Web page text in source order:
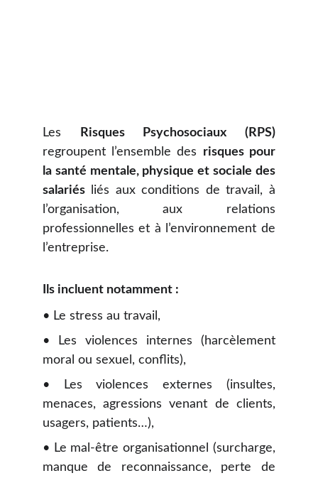
Les
Risques Psychosociaux (RPS)
regroupent l’ensemble des risques pour
la santé mentale, physique et sociale des
salariés liés aux conditions de travail, à
l’organisation, aux relations
professionnelles et à l’environnement de
l’entreprise.
Ils incluent notamment :
• Le stress au travail,
• Les violences internes (harcèlement
moral ou sexuel, conflits),
• Les violences externes (insultes,
menaces, agressions venant de clients,
usagers, patients…),
• Le mal-être organisationnel (surcharge,
manque de reconnaissance, perte de